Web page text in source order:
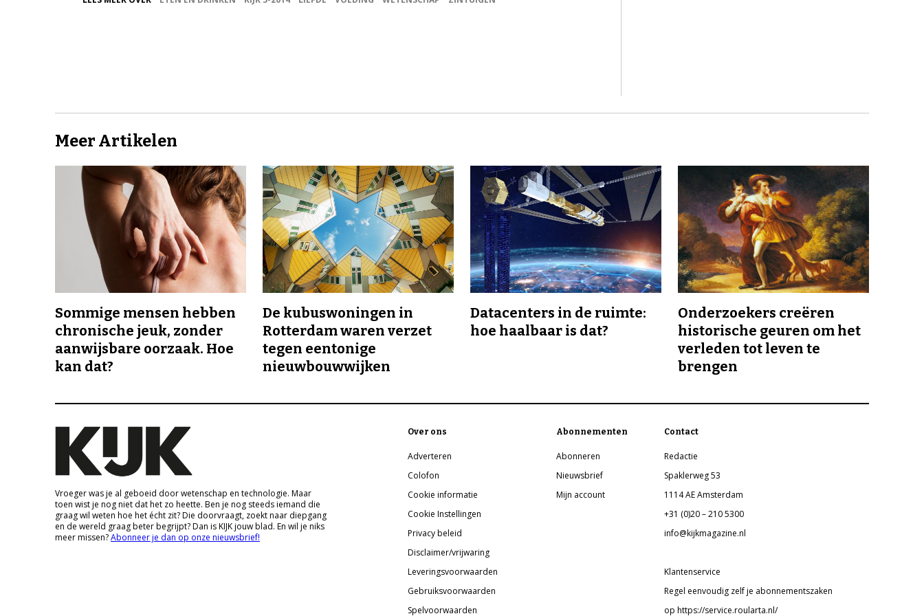
Meer Artikelen
Sommige mensen hebben
chronische jeuk, zonder
aanwijsbare oorzaak. Hoe
kan dat?
De kubuswoningen in
Rotterdam waren verzet
tegen eentonige
nieuwbouwwijken
Datacenters in de ruimte:
hoe haalbaar is dat?
Onderzoekers creëren
historische geuren om het
verleden tot leven te
brengen
Vroeger was je al geboeid door wetenschap en technologie. Maar
toen wist je nog niet dat het zo heette. Ben je nog steeds iemand die
graag wil weten hoe het écht zit? Die doorvraagt, zoekt naar diepgang
en de wereld graag beter begrijpt? Dan is KIJK jouw blad. En wil je niks
meer missen?Abonneer je dan op onze nieuwsbrief!
Over ons
Adverteren
Colofon
Cookie informatie
Cookie Instellingen
Privacy beleid
Disclaimer/vrijwaring
Leveringsvoorwaarden
Gebruiksvoorwaarden
Spelvoorwaarden
Abonnementen
Abonneren
Nieuwsbrief
Mijn account
Contact
Redactie
Spaklerweg 53
1114 AE Amsterdam
+31 (0)20 – 210 5300
info@kijkmagazine.nl
Klantenservice
Regel eenvoudig zelf je abonnementszaken
op https://service.roularta.nl/